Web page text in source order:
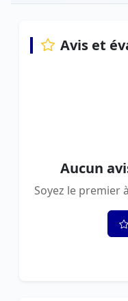
Avis et
Aucun
Soyez le premier